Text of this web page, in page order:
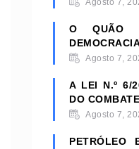
Agosto 7,
O QUÃO
Agosto 7,
A LEI N.º 6/
DO
Agosto 7,
PETRÓLEO